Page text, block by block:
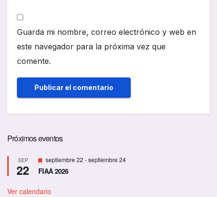
Guarda mi nombre, correo electrónico y web en
este navegador para la próxima vez que
comente.
Próximos eventos
SEP
22
D
e
s
a
septiembre 22 -septiembre 24
FIAA 2026
Ver calendario